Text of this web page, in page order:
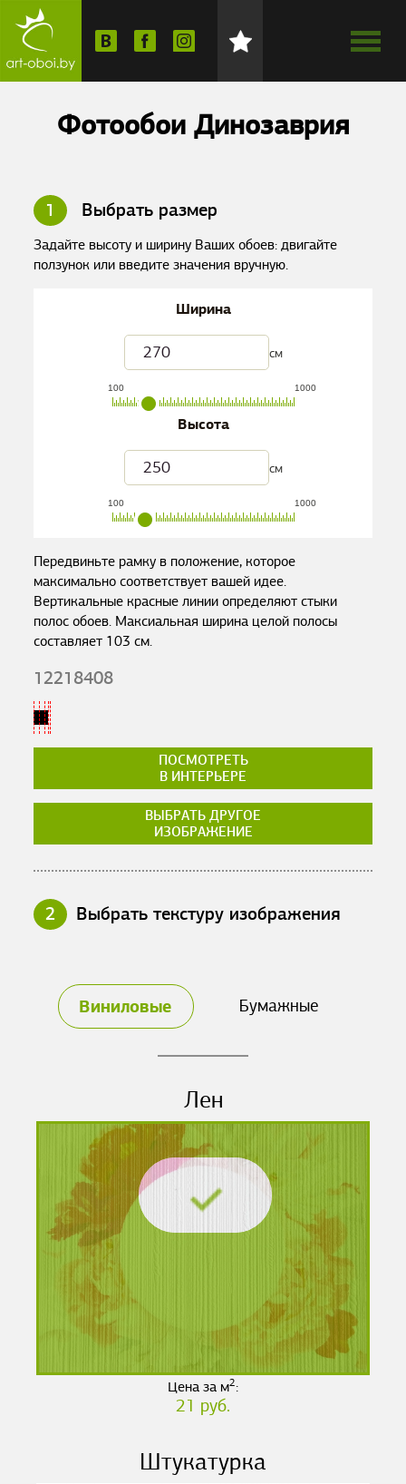
Фотообои Динозаврия
1 Выбрать размер
Задайте высоту и ширину Ваших обоев: двигайте
ползунок или введите значения вручную.
Ширина
см
100 1000
Высота
см
100 1000
Передвиньте рамку в положение, которое
максимально соответствует вашей идее.
Вертикальные красные линии определяют стыки
полос обоев. Максиальная ширина целой полосы
составляет 103 см.
12218408
ПОСМОТРЕТЬ
В ИНТЕРЬЕРЕ
ВЫБРАТЬ ДРУГОЕ
ИЗОБРАЖЕНИЕ
2 Выбрать текстуру изображения
Виниловые Бумажные
Лен
Цена за м2:
21 руб.
Штукатурка